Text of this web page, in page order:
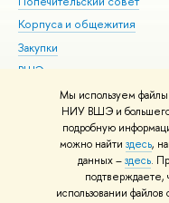
Мы используем файлы
НИУ ВШЭ и большего
подробную
можно найти здесь,
данных –здесь.
подтверждаете,
использовании
Корпуса и общежития
Закупки
ВШЭ для студентов с
здоровья и инвалидностью
Версия для слабовидящих
Единая платежная страница
© НИУ ВШЭ 1993–2026